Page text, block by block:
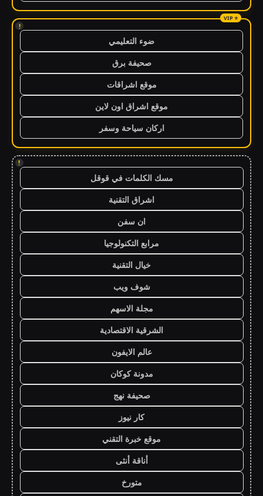
!
ضوء التعليمي
صحيفة برق
موقع اشراقات
موقع اشراق اون لاين
اركان سياحة وسفر
!
مسك الكلمات في قوقل
اشراق التقنية
ان سفن
مرابع التكنولوجيا
خيال التقنية
شوف ويب
مجلة الاسهم
الشرقية الاقتصادية
عالم الايفون
مدونة كوكان
صحيفة نهج
كار نيوز
موقع خبرة التقني
أناقة أنثى
متورخ